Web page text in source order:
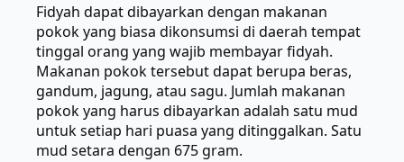
Fidyah dapat dibayarkan dengan makanan
pokok yang biasa dikonsumsi di daerah tempat
tinggal orang yang wajib membayar fidyah.
Makanan pokok tersebut dapat berupa beras,
gandum, jagung, atau sagu. Jumlah makanan
pokok yang harus dibayarkan adalah satu mud
untuk setiap hari puasa yang ditinggalkan. Satu
mud setara dengan 675 gram.